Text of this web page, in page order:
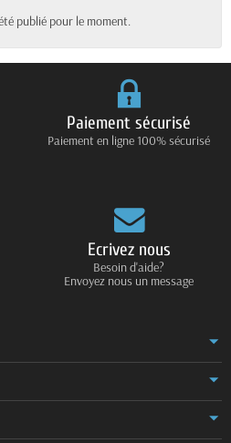
publié pour le moment.
Paiement sécurisé
Paiement en ligne 100% sécurisé
Ecrivez nous
Besoin d'aide?
Envoyez nous un message